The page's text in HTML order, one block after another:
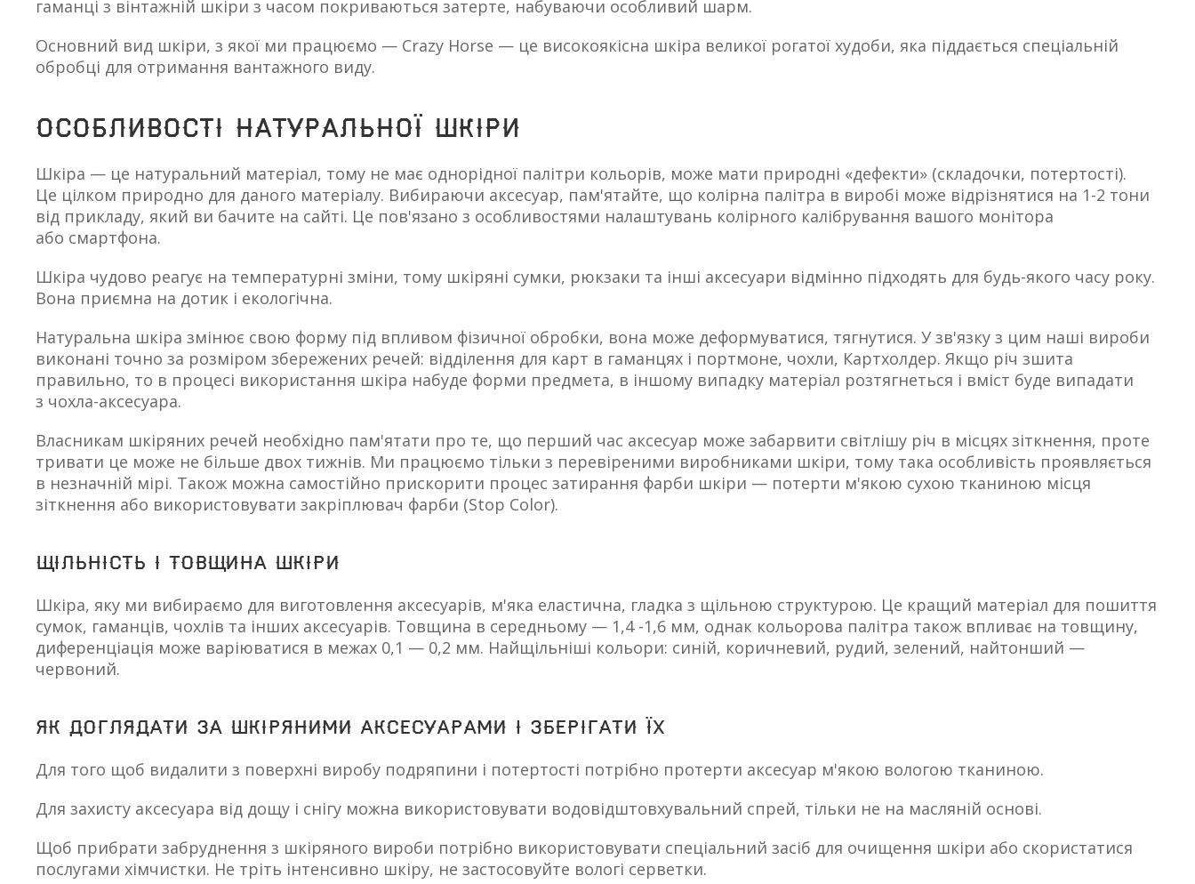
гаманці з вінтажній шкіри з часом покриваються затерте, набуваючи особливий шарм.
Основний вид шкіри, з якої ми працюємо — Crazy Horse — це високоякісна шкіра великої рогатої худоби, яка піддається спеціальній
обробці для отримання вантажного виду.
ОСОБЛИВОСТІ натуральної шкіри
Шкіра — це натуральний матеріал, тому не має однорідної палітри кольорів, може мати природні «дефекти» (складочки, потертості).
Це цілком природно для даного матеріалу. Вибираючи аксесуар, пам'ятайте, що колірна палітра в виробі може відрізнятися на 1-2 тони
від прикладу, який ви бачите на сайті. Це пов'язано з особливостями налаштувань колірного калібрування вашого монітора
або смартфона.
Шкіра чудово реагує на температурні зміни, тому шкіряні сумки, рюкзаки та інші аксесуари відмінно підходять для будь-якого часу року.
Вона приємна на дотик і екологічна.
Натуральна шкіра змінює свою форму під впливом фізичної обробки, вона може деформуватися, тягнутися. У зв'язку з цим наші вироби
виконані точно за розміром збережених речей: відділення для карт в гаманцях і портмоне, чохли, Картхолдер. Якщо річ зшита
правильно, то в процесі використання шкіра набуде форми предмета, в іншому випадку матеріал розтягнеться і вміст буде випадати
з чохла-аксесуара.
Власникам шкіряних речей необхідно пам'ятати про те, що перший час аксесуар може забарвити світлішу річ в місцях зіткнення, проте
тривати це може не більше двох тижнів. Ми працюємо тільки з перевіреними виробниками шкіри, тому така особливість проявляється
в незначній мірі. Також можна самостійно прискорити процес затирання фарби шкіри — потерти м'якою сухою тканиною місця
зіткнення або використовувати закріплювач фарби (Stop Color).
Щільність і товщина шкіри
Шкіра, яку ми вибираємо для виготовлення аксесуарів, м'яка еластична, гладка з щільною структурою. Це кращий матеріал для пошиття
сумок, гаманців, чохлів та інших аксесуарів. Товщина в середньому — 1,4 -1,6 мм, однак кольорова палітра також впливає на товщину,
диференціація може варіюватися в межах 0,1 — 0,2 мм. Найщільніші кольори: синій, коричневий, рудий, зелений, найтонший —
червоний.
Як доглядати за шкіряними аксесуарами і зберігати їх
Для того щоб видалити з поверхні виробу подряпини і потертості потрібно протерти аксесуар м'якою вологою тканиною.
Для захисту аксесуара від дощу і снігу можна використовувати водовідштовхувальний спрей, тільки не на масляній основі.
Щоб прибрати забруднення з шкіряного вироби потрібно використовувати спеціальний засіб для очищення шкіри або скористатися
послугами хімчистки. Не тріть інтенсивно шкіру, не застосовуйте вологі серветки.